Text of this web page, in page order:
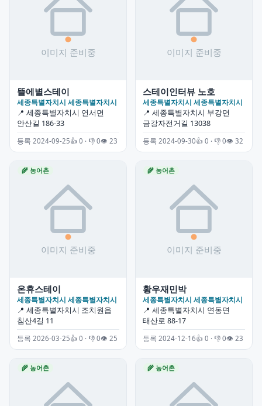
뜰에별스테이
세종특별자치시 세종특별자치시
📍 세종특별자치시 연서면
안산길 186-33
등록 2024-09-25👍 0 · 👎 0👁 23
스테이인터뷰 노호
세종특별자치시 세종특별자치시
📍 세종특별자치시 부강면
금강자전거길 13038
등록 2024-09-30👍 0 · 👎 0👁 32
🌾 농어촌
온휴스테이
세종특별자치시 세종특별자치시
📍 세종특별자치시 조치원읍
침산4길 11
등록 2026-03-25👍 0 · 👎 0👁 25
🌾 농어촌
황우재민박
세종특별자치시 세종특별자치시
📍 세종특별자치시 연동면
태산로 88-17
등록 2024-12-16👍 0 · 👎 0👁 23
🌾 농어촌 🌾 농어촌